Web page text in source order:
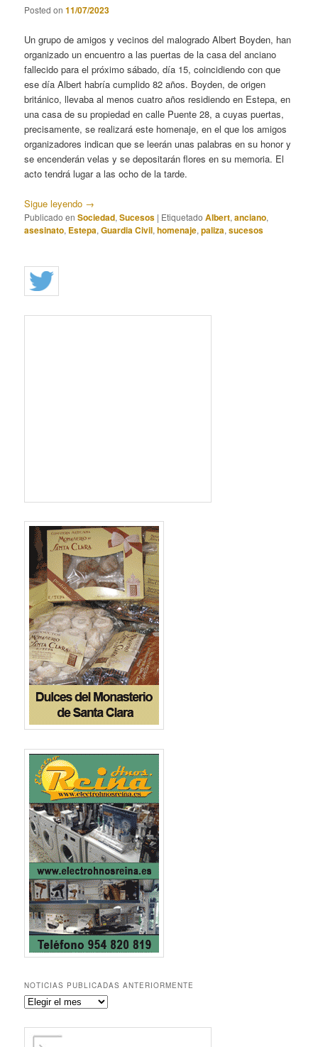
Posted on11/07/2023
Un grupo de amigos y vecinos del malogrado Albert Boyden, han
organizado un encuentro a las puertas de la casa del anciano
fallecido para el próximo sábado, día 15, coincidiendo con que
ese día Albert habría cumplido 82 años. Boyden, de origen
británico, llevaba al menos cuatro años residiendo en Estepa, en
una casa de su propiedad en calle Puente 28, a cuyas puertas,
precisamente, se realizará este homenaje, en el que los amigos
organizadores indican que se leerán unas palabras en su honor y
se encenderán velas y se depositarán flores en su memoria. El
acto tendrá lugar a las ocho de la tarde.
Sigue leyendo →
Publicado en Sociedad,Sucesos | Etiquetado Albert,anciano,
asesinato, Estepa,Guardia Civil,homenaje,paliza,sucesos
NOTICIAS PUBLICADAS ANTERIORMENTE
Noticias
anteriormente